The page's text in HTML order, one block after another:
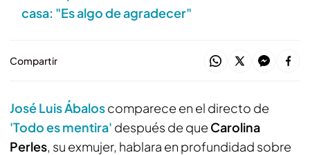
casa: "Es algo de agradecer"
Compartir
José Luis Ábaloscomparece en el directo de
'Todo es mentira' después de que Carolina
Perles, su exmujer, hablara en profundidad sobre